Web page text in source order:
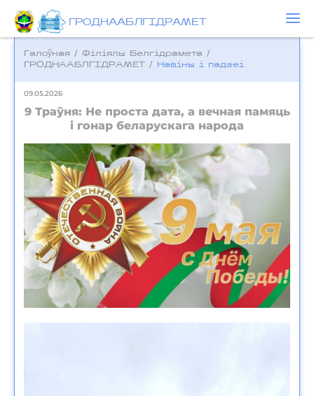
ГРОДНААБЛГІДРАМЕТ
Галоўная / Фiлiялы Белгiдрамета /
ГРОДНААБЛГІДРАМЕТ / Навіны і падзеі
09.05.2026
9 Траўня: Не проста дата, а вечная памяць
і гонар беларускага народа